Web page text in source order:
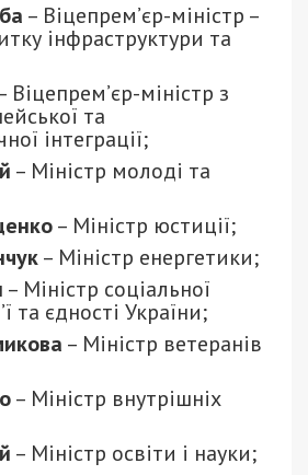
– Віцепрем’єр-міністр –
інфраструктури та
Віцепрем’єр-міністр з
та
інтеграції;
– Міністр молоді та
– Міністр юстиції;
– Міністр енергетики;
– Міністр соціальної
та єдності України;
– Міністр ветеранів
– Міністр внутрішніх
– Міністр освіти і науки;